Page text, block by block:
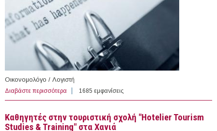
Οικονομολόγο / Λογιστή
Διαβάστε περισσότερα για Οικονομολόγος / Λογιστής στην ΑΡΣΙΣ (Αθήνα)
1685 εμφανίσεις
Καθηγητές στην τουριστική σχολή "Hotelier Tourism
Studies & Training" στα Χανιά